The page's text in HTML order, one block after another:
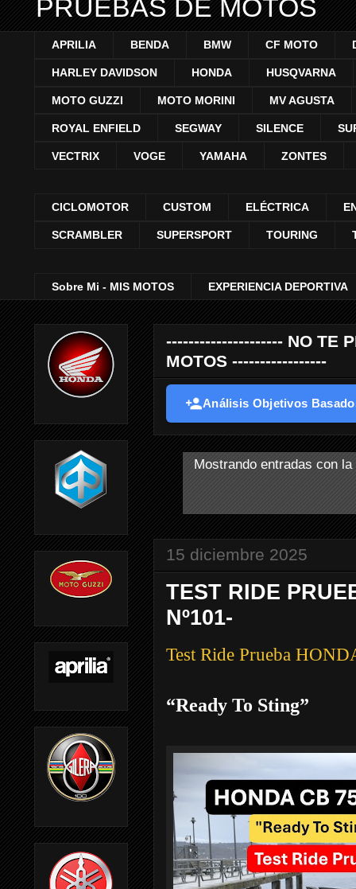
PRUEBAS DE MOTOS
APRILIA BENDA BMW CF MOTO
HARLEY DAVIDSON HONDA HUSQVARNA
MOTO GUZZI MOTO MORINI MV AGUSTA
ROYAL ENFIELD SEGWAY SILENCE
VECTRIX VOGE YAMAHA ZONTES
CICLOMOTOR CUSTOM ELÉCTRICA
SCRAMBLER SUPERSPORT TOURING
Sobre Mi - MIS MOTOS EXPERIENCIA DEPORTIVA
--------------------- NO TE
MOTOS -----------------
Análisis Objetivos
Mostrando entradas con
15 diciembre 2025
TEST RIDE
Nº101-
Test Ride Prueba
“Ready To Sting”